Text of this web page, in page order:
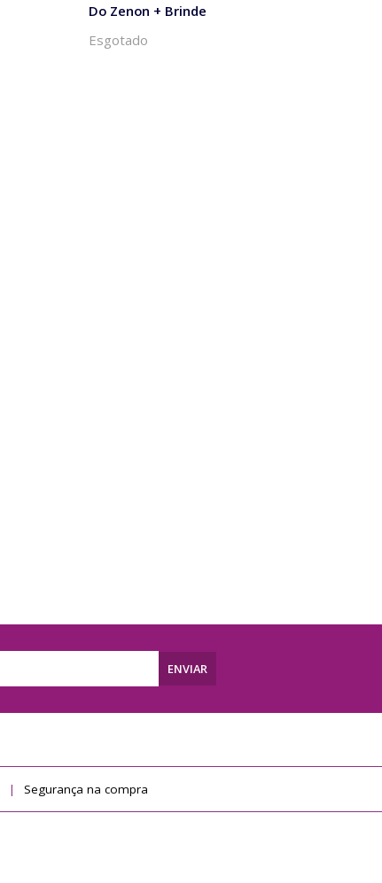
Do Zenon + Brinde
Esgotado
ENVIAR
Segurança na compra